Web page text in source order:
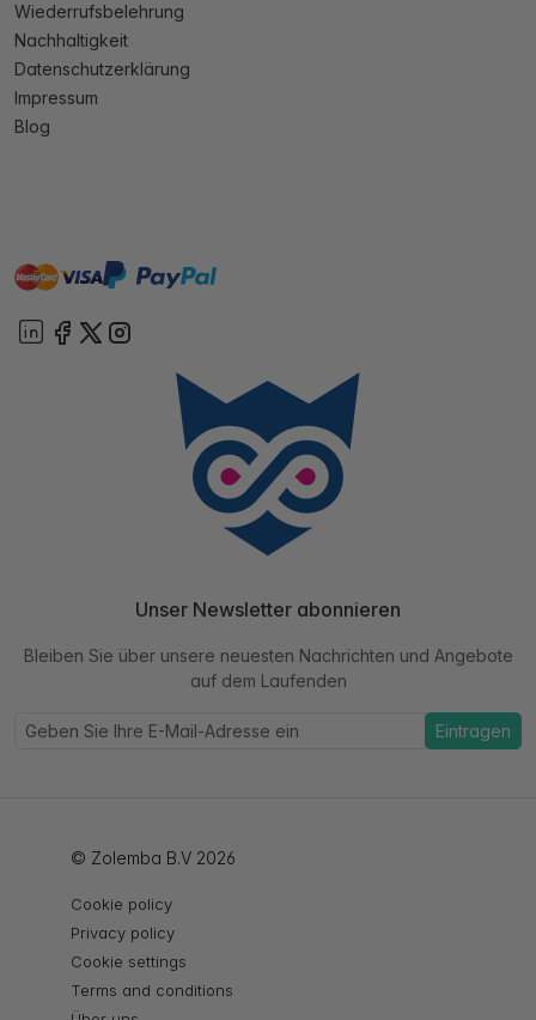
Wiederrufsbelehrung
Nachhaltigkeit
Datenschutzerklärung
Impressum
Blog
mastervisa paypal
Unser Newsletter abonnieren
Bleiben Sie über unsere neuesten Nachrichten und Angebote
auf dem Laufenden
Eintragen
© Zolemba B.V 2026
Cookie policy
Privacy policy
Cookie settings
Terms and conditions